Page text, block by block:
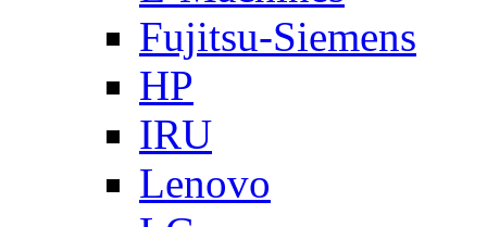
Fujitsu-Siemens
HP
IRU
Lenovo